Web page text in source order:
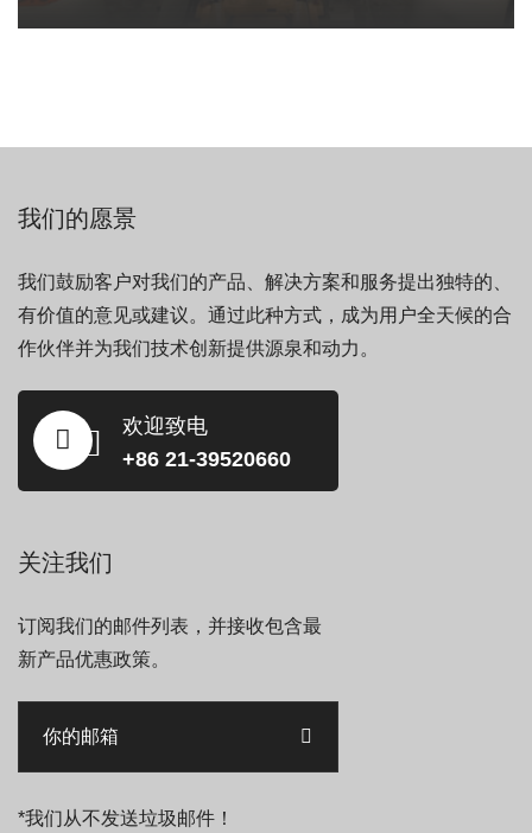
我们的愿景
我们鼓励客户对我们的产品、解决方案和服务提出独特的、
有价值的意见或建议。通过此种方式，成为用户全天候的合
作伙伴并为我们技术创新提供源泉和动力。
欢迎致电
+86 21-39520660
关注我们
订阅我们的邮件列表，并接收包含最
新产品优惠政策。
*我们从不发送垃圾邮件！